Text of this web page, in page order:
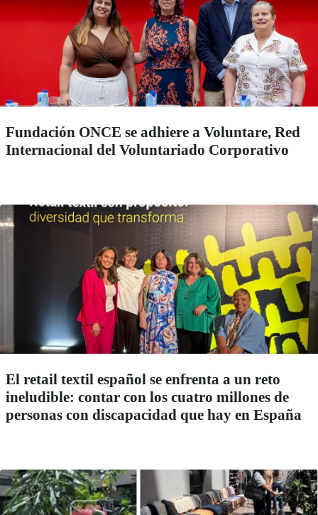
Fundación ONCE se adhiere a Voluntare, Red
Internacional del Voluntariado Corporativo
El retail textil español se enfrenta a un reto
ineludible: contar con los cuatro millones de
personas con discapacidad que hay en España